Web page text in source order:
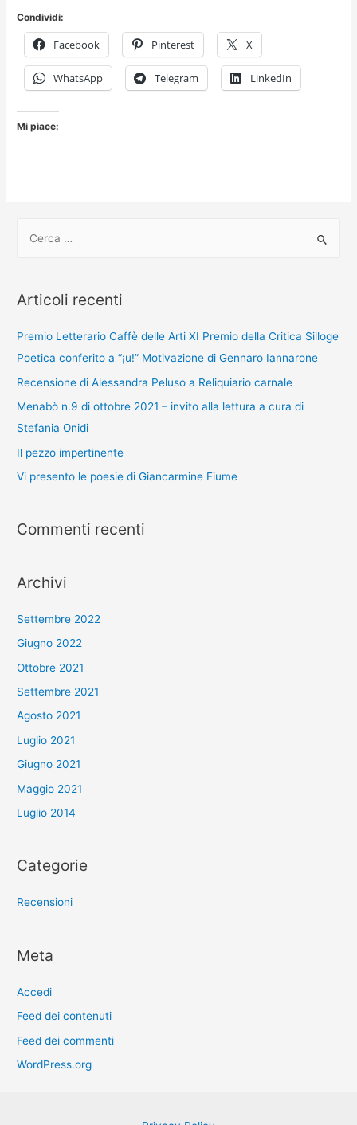
impertinente
Condividi:
Facebook Pinterest X
WhatsApp Telegram LinkedIn
Mi piace:
c
:
Articoli recenti
Premio Letterario Caffè delle Arti XI Premio della Critica Silloge
Poetica conferito a “¡u!” Motivazione di Gennaro Iannarone
Recensione di Alessandra Peluso a Reliquiario carnale
Menabò n.9 di ottobre 2021 – invito alla lettura a cura di
Stefania Onidi
Il pezzo impertinente
Vi presento le poesie di Giancarmine Fiume
Commenti recenti
Archivi
Settembre 2022
Giugno 2022
Ottobre 2021
Settembre 2021
Agosto 2021
Luglio 2021
Giugno 2021
Maggio 2021
Luglio 2014
Categorie
Recensioni
Meta
Accedi
Feed dei contenuti
Feed dei commenti
WordPress.org